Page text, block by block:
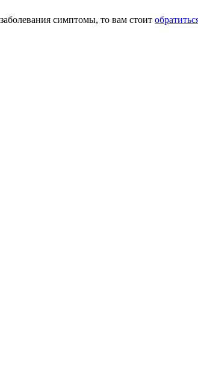
симптомы, то вам стоит